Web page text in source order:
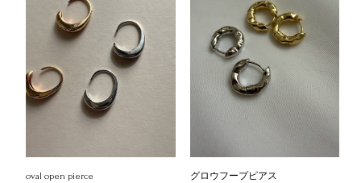
oval open pierce グロウフープピアス